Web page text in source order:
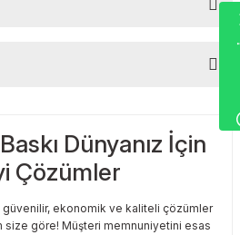
ilk yorumu siz yapın!Dünyanız İçin
Çözümler
güvenilir, ekonomik ve kaliteli çözümler
size göre! Müşteri memnuniyetini esas